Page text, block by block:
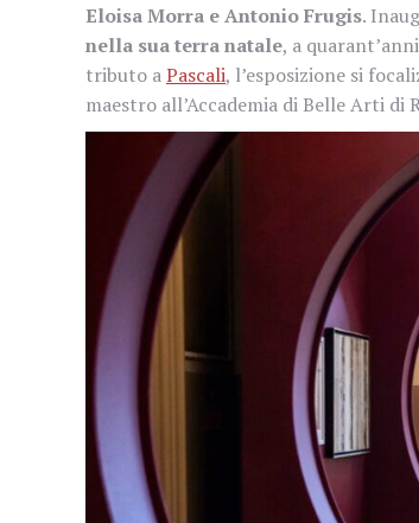
Eloisa Morra e Antonio Frugis.
nella sua terra natale, a
tributo aPascali, l’esposizione si
maestro all’Accademia di Belle Arti